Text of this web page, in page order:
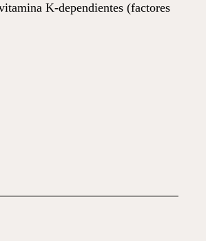
K-dependientes (factores